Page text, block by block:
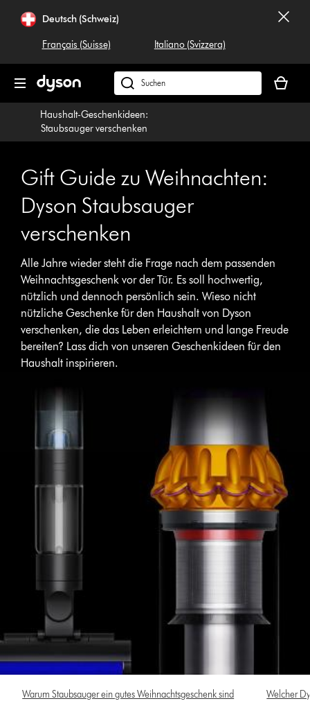
überspringenDeutsch (Schweiz)
Français (Suisse) Italiano (Svizzera)
Dyson.ch
durchsuchen
ist
Haushalt-Geschenkideen:
Staubsauger verschenken
Gift Guide zu Weihnachten:
Dyson Staubsauger
verschenken
Alle Jahre wieder steht die Frage nach dem passenden
Weihnachtsgeschenk vor der Tür. Es soll hochwertig,
nützlich und dennoch persönlich sein. Wieso nicht
nützliche Geschenke für den Haushalt von Dyson
verschenken, die das Leben erleichtern und lange Freude
bereiten? Lass dich von unseren Geschenkideen für den
Haushalt inspirieren.
Warum Staubsauger ein gutes Weihnachtsgeschenk sind Welcher